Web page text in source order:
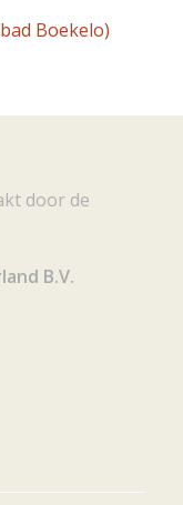
Boekelo)
door de
B.V.